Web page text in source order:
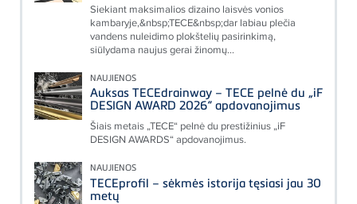
Siekiant maksimalios dizaino laisvės vonios
kambaryje,&nbsp;TECE&nbsp;dar labiau plečia
vandens nuleidimo plokštelių pasirinkimą,
siūlydama naujus gerai žinomų...
NAUJIENOS
Auksas TECEdrainway – TECE pelnė du „iF
DESIGN AWARD 2026“ apdovanojimus
Šiais metais „TECE“ pelnė du prestižinius „iF
DESIGN AWARDS“ apdovanojimus.
NAUJIENOS
TECEprofil – sėkmės istorija tęsiasi jau 30
metų